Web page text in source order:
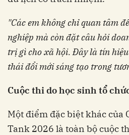
"Cácemkhôngchỉquan tâm
nghiệp màcònđặtcâuhỏi
trịgìchoxãhội.Đâylà tínhiệu
tháiđổimớisáng tạo trong
Cuộc thidohọc sinh tổ
Một điểm đặc biệt khác của
Tank 2026 là toàn bộ cuộc